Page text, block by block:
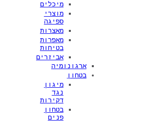
מיכלים
מוצרי
מאצרות
מאפרות
בטיחות
אביזרים
ארגונומיה
בטחון
מיגון
דקירות
בטחון